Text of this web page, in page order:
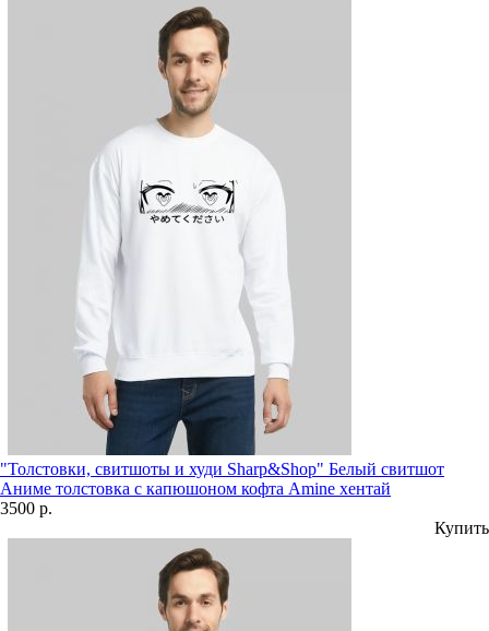
"Толстовки, свитшоты и худи Sharp&Shop" Белый свитшот
Аниме толстовка с капюшоном кофта Amine хентай
3500 р.
Купить